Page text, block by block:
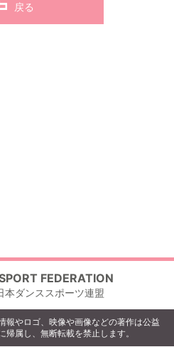
戻る
FEDERATION
ダンススポーツ連盟
報やロゴ、映像や画像などの著作は公益
属し、無断転載を禁止します。